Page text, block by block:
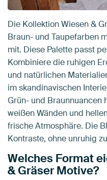
Die Kollektion Wiesen &
Braun- und Taupefarben
mit. Diese Palette passt
Kombiniere die ruhigen
und natürlichen
im skandinavischen
Grün- und Braunnuancen
weißen Wänden und
frische Atmosphäre. Die
Kontraste, ohne unruhig
Welches Format
& Gräser Motive?